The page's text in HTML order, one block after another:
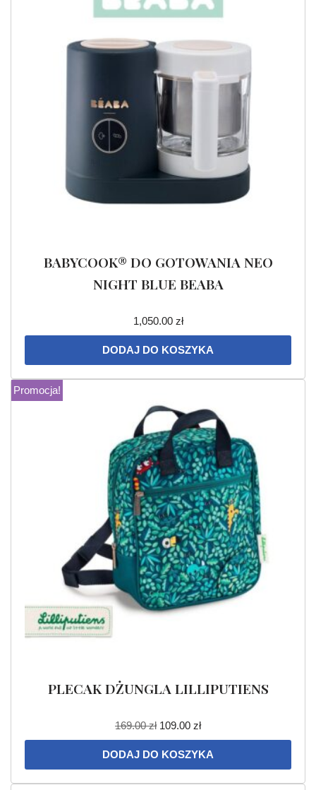
BABYCOOK® DO GOTOWANIA NEO
NIGHT BLUE BEABA
1,050.00 zł
DODAJ DO KOSZYKA
Promocja!
PLECAK DŻUNGLA LILLIPUTIENS
169.00zł 109.00 zł
DODAJ DO KOSZYKA